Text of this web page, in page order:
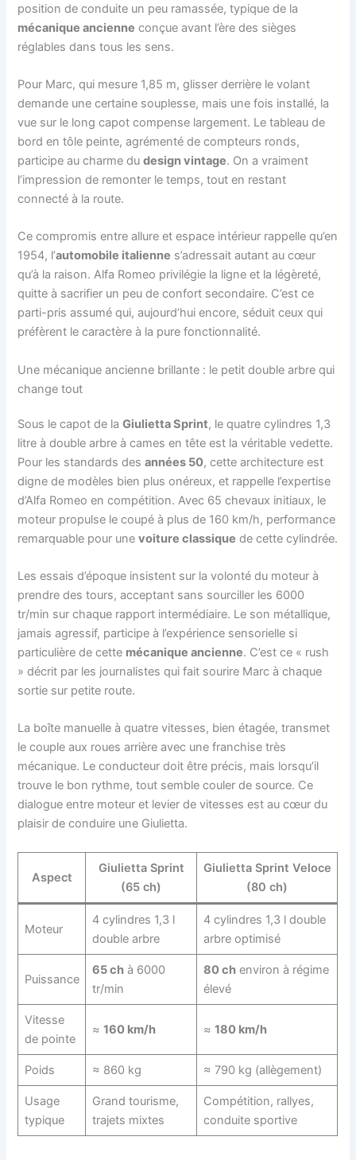
position de conduite un peu ramassée, typique de la
mécanique ancienne conçue avant l’ère des sièges
réglables dans tous les sens.
Pour Marc, qui mesure 1,85 m, glisser derrière le volant
demande une certaine souplesse, mais une fois installé, la
vue sur le long capot compense largement. Le tableau de
bord en tôle peinte, agrémenté de compteurs ronds,
participe au charme dudesign vintage. On a vraiment
l’impression de remonter le temps, tout en restant
connecté à la route.
Ce compromis entre allure et espace intérieur rappelle qu’en
1954, l’automobile italienne s’adressait autant au cœur
qu’à la raison. Alfa Romeo privilégie la ligne et la légèreté,
quitte à sacrifier un peu de confort secondaire. C’est ce
parti-pris assumé qui, aujourd’hui encore, séduit ceux qui
préfèrent le caractère à la pure fonctionnalité.
Une mécanique ancienne brillante : le petit double arbre qui
change tout
Sous le capot de laGiulietta Sprint, le quatre cylindres 1,3
litre à double arbre à cames en tête est la véritable vedette.
Pour les standards desannées 50, cette architecture est
digne de modèles bien plus onéreux, et rappelle l’expertise
d’Alfa Romeo en compétition. Avec 65 chevaux initiaux, le
moteur propulse le coupé à plus de 160 km/h, performance
remarquable pour unevoiture classique de cette cylindrée.
Les essais d’époque insistent sur la volonté du moteur à
prendre des tours, acceptant sans sourciller les 6000
tr/min sur chaque rapport intermédiaire. Le son métallique,
jamais agressif, participe à l’expérience sensorielle si
particulière de cette mécanique ancienne. C’est ce « rush
» décrit par les journalistes qui fait sourire Marc à chaque
sortie sur petite route.
La boîte manuelle à quatre vitesses, bien étagée, transmet
le couple aux roues arrière avec une franchise très
mécanique. Le conducteur doit être précis, mais lorsqu’il
trouve le bon rythme, tout semble couler de source. Ce
dialogue entre moteur et levier de vitesses est au cœur du
plaisir de conduire une Giulietta.
Aspect
Giulietta Sprint
(65 ch)
Giulietta Sprint Veloce
(80 ch)
Moteur
4 cylindres 1,3 l
double arbre
4 cylindres 1,3 l double
arbre optimisé
Puissance
65 chà 6000
tr/min
80 chenviron à régime
élevé
Vitesse
de pointe
≈ 160 km/h ≈ 180 km/h
Poids ≈ 860 kg ≈ 790 kg (allègement)
Usage
typique
Grand tourisme,
trajets mixtes
Compétition, rallyes,
conduite sportive